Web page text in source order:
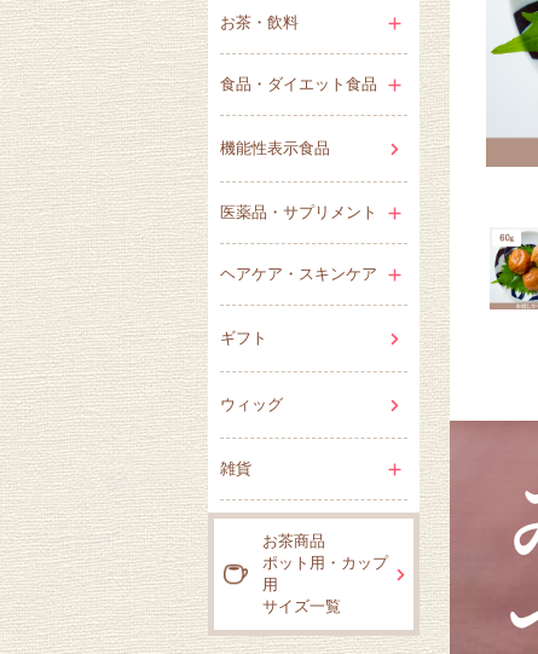
お茶・飲料
食品・ダイエット食品
機能性表示食品
医薬品・サプリメント
ヘアケア・スキンケア
ギフト
ウィッグ
雑貨
お茶商品
ポット用・カップ
用
サイズ一覧